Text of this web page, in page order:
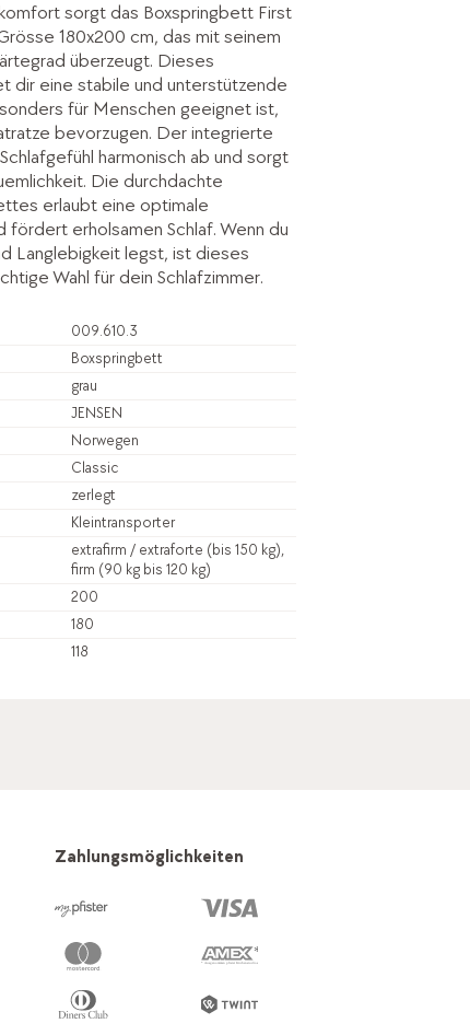
sorgt das Boxspringbett First
180x200 cm, das mit seinem
überzeugt. Dieses
dir eine stabile und unterstützende
für Menschen geeignet ist,
bevorzugen. Der integrierte
harmonisch ab und sorgt
Die durchdachte
erlaubt eine optimale
fördert erholsamen Schlaf. Wenn du
Langlebigkeit legst, ist dieses
Wahl für dein Schlafzimmer.
009.610.3
Boxspringbett
grau
JENSEN
Norwegen
Classic
zerlegt
Kleintransporter
extrafirm / extraforte (bis 150 kg),
firm (90 kg bis 120 kg)
200
180
118
Zahlungsmöglichkeiten